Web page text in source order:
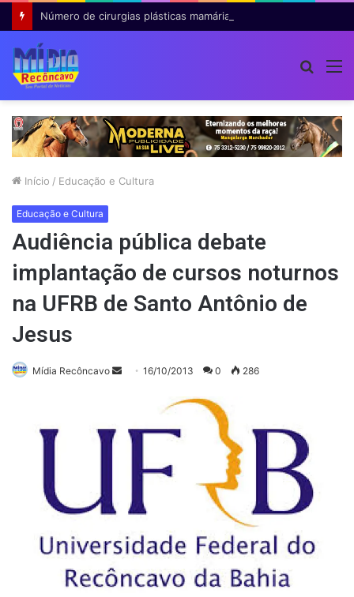
Início / Educação e Cultura
Educação e Cultura
Audiência pública debate
implantação de cursos noturnos
na UFRB de Santo Antônio de
Jesus
Mídia Recôncavo
Mande
mail
16/10/2013 0 286